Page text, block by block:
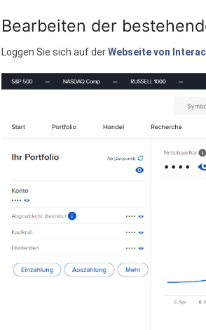
Bearbeiten der
Loggen Sie sich auf derWebseite von